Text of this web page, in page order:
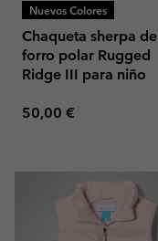
Nuevos Colores
Chaqueta sherpa de
forro polar Rugged
Ridge III para niño
Regular price:
50,00 €